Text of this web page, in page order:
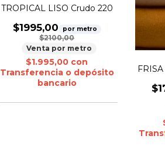
TROPICAL LISO Crudo 220
$1995,00 por metro
$2100,00
Venta por metro
$1.995,00 con
Transferencia o depósito
bancario